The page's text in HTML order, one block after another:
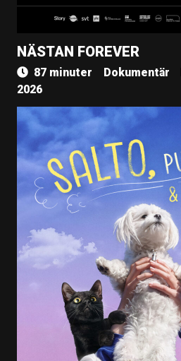
NÄSTAN FOREVER
87 minuter Dokumentär
2026